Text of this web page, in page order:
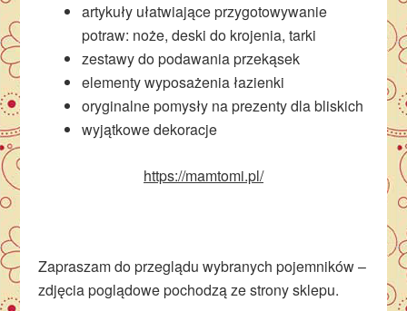
artykuły ułatwiające przygotowywanie
potraw: noże, deski do krojenia, tarki
zestawy do podawania przekąsek
elementy wyposażenia łazienki
oryginalne pomysły na prezenty dla bliskich
wyjątkowe dekoracje
https://mamtomi.pl/
Zapraszam do przeglądu wybranych pojemników –
zdjęcia poglądowe pochodzą ze strony sklepu.